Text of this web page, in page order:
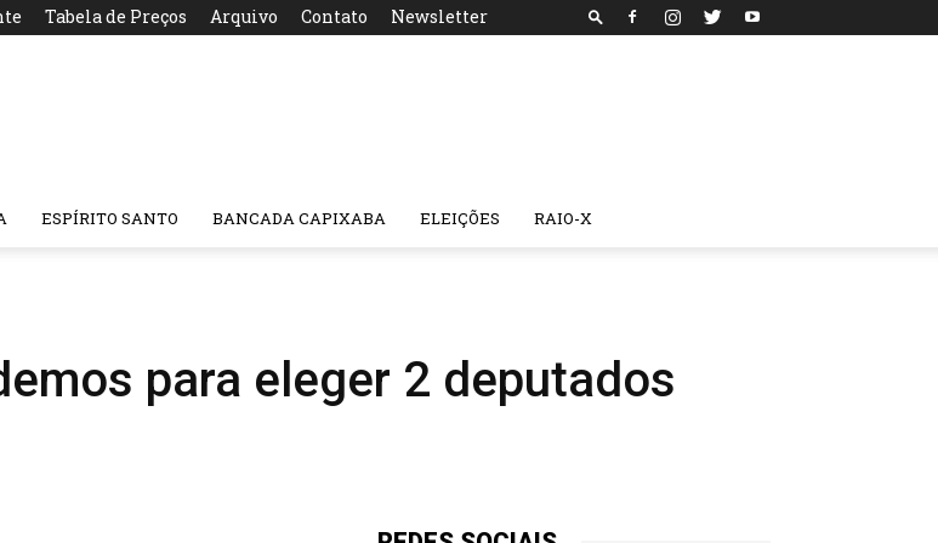
Tabela de Preços Arquivo Contato Newsletter
ESPÍRITO SANTO BANCADA CAPIXABA ELEIÇÕES RAIO-X
para eleger 2 deputados